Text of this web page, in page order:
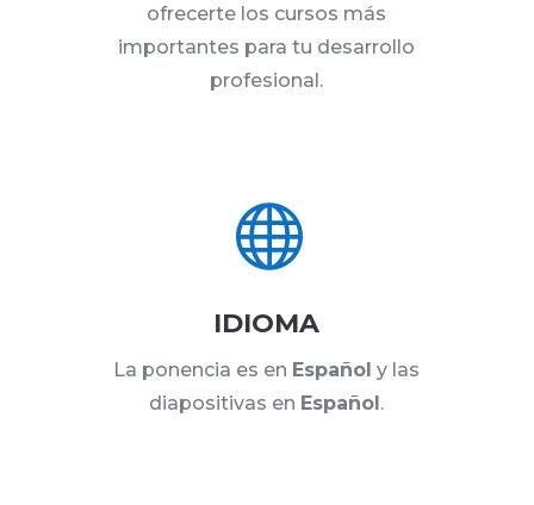
ofrecerte los cursos más
importantes para tu desarrollo
profesional.

IDIOMA
La ponencia es en Español y las
diapositivas en Español.